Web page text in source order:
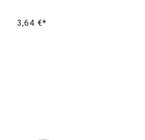
3,64 €*